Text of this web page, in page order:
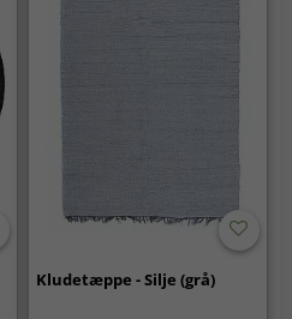
Kludetæppe - Silje (grå)